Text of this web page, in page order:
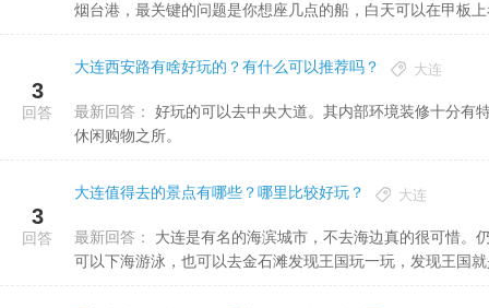
烟台港，最关键的问题是你想座几点的船，白天可以在甲板
3
回答
大连西安路有啥好玩的？有什么可以推荐吗？ 大连
最新回答：
休闲购物之所。
3
回答
大连值得去的景点有哪些？哪里比较好玩？ 大连
最新回答：
可以下海游泳，也可以去金石滩发现王国玩一玩，发现王国